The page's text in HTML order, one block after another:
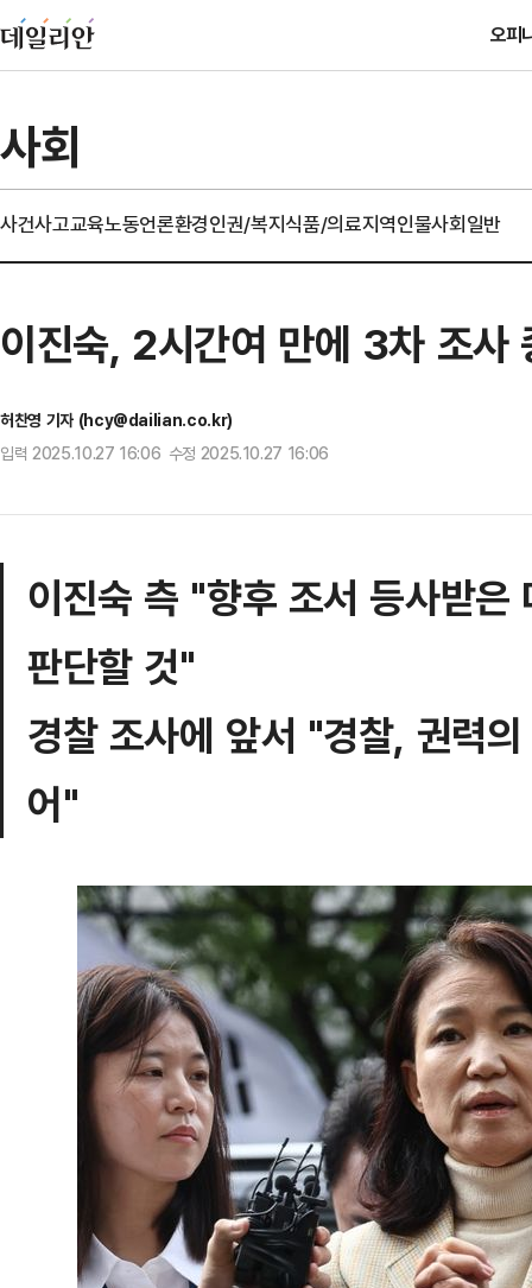
오피
사회
사건사고교육노동언론환경인권/복지식품/의료지역인물사회일반
이진숙, 2시간여 만에 3차 조
허찬영 기자 (hcy@dailian.co.kr)
입력 2025.10.27 16:06 수정 2025.10.27 16:06
이진숙 측 "향후 조서 등사받은
판단할 것"
경찰 조사에 앞서 "경찰, 권력
어"